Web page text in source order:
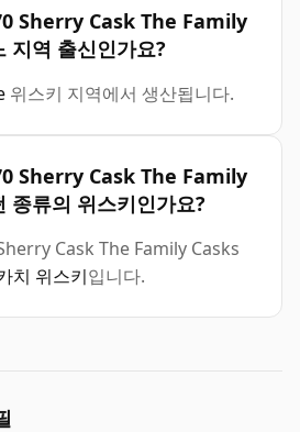
Sherry Cask The Family
지역 출신인가요?
위스키 지역에서 생산됩니다.
Sherry Cask The Family
종류의 위스키인가요?
Cask The Family Casks
치 위스키입니다.